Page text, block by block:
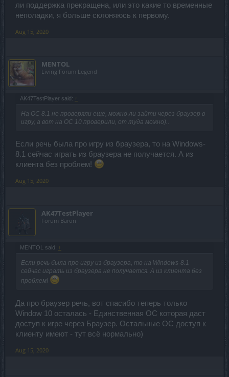
ли поддержка прекращена, или это какие то временные
неполадки, я больше склоняюсь к первому.
Aug 15, 2020
MENTOL
Living Forum Legend
AK47TestPlayer said: ↑
На ОС 8.1 не проверяли еще, можно ли зайти через браузер в
игру, а вот на ОС 10 проверили, от туда можно)..
Если речь была про игру из браузера, то на Windows-
8.1 сейчас играть из браузера не получается. А из
клиента без проблем!
Aug 15, 2020
AK47TestPlayer
Forum Baron
MENTOL said: ↑
Если речь была про игру из браузера, то на Windows-8.1
сейчас играть из браузера не получается. А из клиента без
проблем!
Да про браузер речь, вот спасибо теперь только
Window 10 осталась - Единственная ОС которая даст
доступ к игре через Браузер. Остальные ОС доступ к
клиенту имеют - тут всё нормально)
Aug 15, 2020